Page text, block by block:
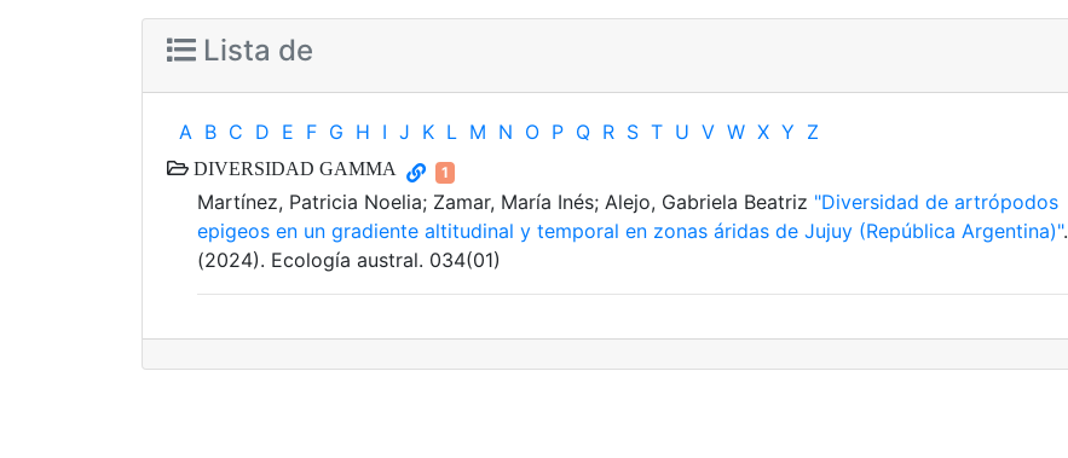
Lista de
A B C D E F G H I J K L M N O P Q R S T U V W X Y Z
DIVERSIDAD GAMMA 1
Martínez, Patricia Noelia; Zamar, María Inés; Alejo, Gabriela Beatriz "Diversidad de artrópodos
epigeos en un gradiente altitudinal y temporal en zonas áridas de Jujuy (República Argentina)".
(2024). Ecología austral. 034(01)